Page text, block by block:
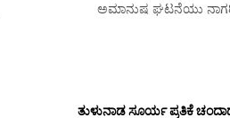
ಅಮಾನುಷ ಘಟನೆಯು
ತುಳುನಾಡ ಸೂರ್ಯ ಪ್ರತಿಕೆ